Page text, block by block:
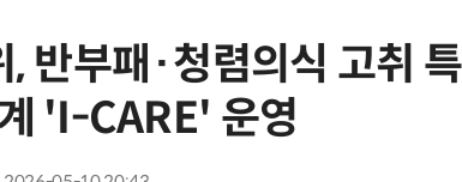
반부패·청렴의식 고취
'I-CARE' 운영